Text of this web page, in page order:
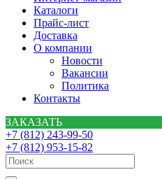
Каталоги
Прайс-лист
Доставка
О компании
Новости
Вакансии
Политика
Контакты
ЗАКАЗАТЬ
+7 (812) 243-99-50
+7 (812) 953-15-82